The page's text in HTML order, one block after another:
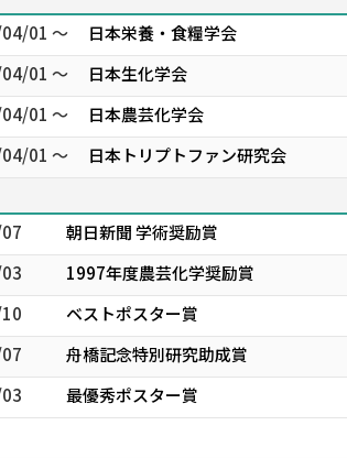
01 ～
日本栄養・食糧学会
01 ～
日本生化学会
01 ～
日本農芸化学会
01 ～
日本トリプトファン研究会
朝日新聞 学術奨励賞
1997年度農芸化学奨励賞
ベストポスター賞
舟橋記念特別研究助成賞
最優秀ポスター賞